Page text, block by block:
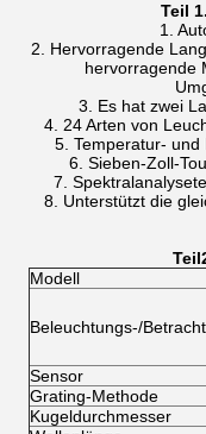
Teil
1.
2. Hervorragende
hervorragende
3. Es hat zwei
4. 24 Arten von
5. Temperatur-
6. Sieben-Zoll-
7.
8. Unterstützt die
Teil
Modell
Beleuchtungs-/
Sensor
Grating-Methode
Kugeldurchmesser